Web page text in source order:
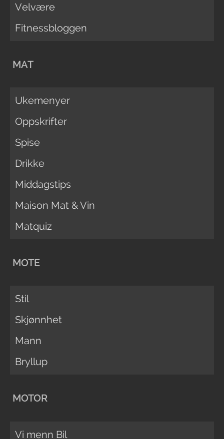
Velvære
Fitnessbloggen
MAT
Ukemenyer
Oppskrifter
Spise
Drikke
Middagstips
Maison Mat & Vin
Matquiz
MOTE
Stil
Skjønnhet
Mann
Bryllup
MOTOR
Vi menn Bil